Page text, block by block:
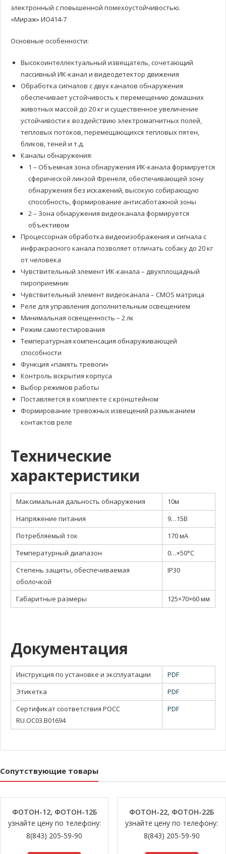
электронный с повышенной помехоустойчивостью.
«Мираж» ИО414-7
Основные особенности:
Высокоинтеллектуальный извещатель, сочетающий
пассивный ИК-канал и видеодетектор движения
Обработка сигналов с двух каналов обнаружения
обеспечивает устойчивость к перемещению домашних
животных массой до 20 кг и существенное увеличение
устойчивости к воздействию электромагнитных полей,
тепловых потоков, перемещающихся тепловых пятен,
бликов, теней и т.д.
Каналы обнаружения:
1 – Объемная зона обнаружения ИК-канала формируется
сферической линзой Френеля, обеспечивающей зону
обнаружения без искажений, высокую собирающую
способность, формирование антисаботажной зоны
2 – Зона обнаружения видеоканала формируется
объективом
Процессорная обработка видеоизображения и сигнала с
инфракрасного канала позволяет отличать собаку до 20 кг
от человека
Чувствительный элемент ИК-канала – двухплощадный
пироприемник
Чувствительный элемент видеоканала – CMOS матрица
Реле для управления дополнительным освещением
Минимальная освещенность – 2 лк
Режим самотестирования
Температурная компенсация обнаруживающей
способности
Функция «память тревоги»
Контроль вскрытия корпуса
Выбор режимов работы
Поставляется в комплекте с кронштейном
Формирование тревожных извещений размыканием
контактов реле
Технические
характеристики
Максимальная дальность обнаружения
10м
Напряжение питания
9…15В
Потребляемый ток
170 мА
Температурный диапазон
0…+50°С
Степень защиты, обеспечиваемая
оболочкой
IP30
Габаритные размеры 125×70×60 мм
Документация
Инструкция по установке и эксплуатации
PDF
Этикетка
PDF
Сертификат соответствия РОСС
RU.OC03.B01694
PDF
Сопутствующие товары
ФОТОН-12, ФОТОН-12Б
узнайте цену по телефону:
8(843) 205-59-90
ФОТОН-22, ФОТОН-22Б
узнайте цену по телефону:
8(843) 205-59-90